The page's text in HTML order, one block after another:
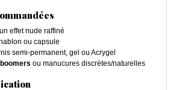
effet nude raffiné
ou capsule
semi-permanent, gel ou Acrygel
ou manucures discrètes/naturelles